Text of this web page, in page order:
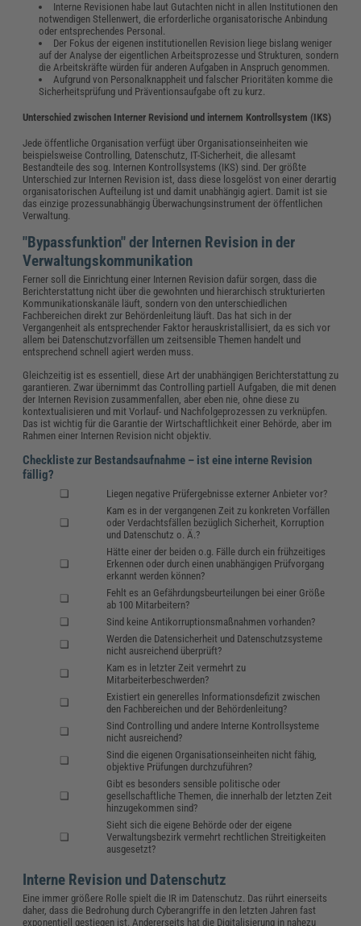
Interne Revisionen habe laut Gutachten nicht in allen Institutionen den
notwendigen Stellenwert, die erforderliche organisatorische Anbindung
oder entsprechendes Personal.
Der Fokus der eigenen institutionellen Revision liege bislang weniger
auf der Analyse der eigentlichen Arbeitsprozesse und Strukturen, sondern
die Arbeitskräfte würden für anderen Aufgaben in Anspruch genommen.
Aufgrund von Personalknappheit und falscher Prioritäten komme die
Sicherheitsprüfung und Präventionsaufgabe oft zu kurz.
Unterschied zwischen Interner Revisiond und internem Kontrollsystem (IKS)
Jede öffentliche Organisation verfügt über Organisationseinheiten wie
beispielsweise Controlling, Datenschutz, IT-Sicherheit, die allesamt
Bestandteile des sog. Internen Kontrollsystems (IKS) sind. Der größte
Unterschied zur Internen Revision ist, dass diese losgelöst von einer derartig
organisatorischen Aufteilung ist und damit unabhängig agiert. Damit ist sie
das einzige prozessunabhängig Überwachungsinstrument der öffentlichen
Verwaltung.
"Bypassfunktion" der Internen Revision in der
Verwaltungskommunikation
Ferner soll die Einrichtung einer Internen Revision dafür sorgen, dass die
Berichterstattung nicht über die gewohnten und hierarchisch strukturierten
Kommunikationskanäle läuft, sondern von den unterschiedlichen
Fachbereichen direkt zur Behördenleitung läuft. Das hat sich in der
Vergangenheit als entsprechender Faktor herauskristallisiert, da es sich vor
allem bei Datenschutzvorfällen um zeitsensible Themen handelt und
entsprechend schnell agiert werden muss.
Gleichzeitig ist es essentiell, diese Art der unabhängigen Berichterstattung zu
garantieren. Zwar übernimmt das Controlling partiell Aufgaben, die mit denen
der Internen Revision zusammenfallen, aber eben nie, ohne diese zu
kontextualisieren und mit Vorlauf- und Nachfolgeprozessen zu verknüpfen.
Das ist wichtig für die Garantie der Wirtschaftlichkeit einer Behörde, aber im
Rahmen einer Internen Revision nicht objektiv.
Checkliste zur Bestandsaufnahme – ist eine interne Revision
fällig?
❏ Liegen negative Prüfergebnisse externer Anbieter vor?
❏
Kam es in der vergangenen Zeit zu konkreten Vorfällen
oder Verdachtsfällen bezüglich Sicherheit, Korruption
und Datenschutz o. Ä.?
❏
Hätte einer der beiden o.g. Fälle durch ein frühzeitiges
Erkennen oder durch einen unabhängigen Prüfvorgang
erkannt werden können?
❏
Fehlt es an Gefährdungsbeurteilungen bei einer Größe
ab 100 Mitarbeitern?
❏
Sind keine Antikorruptionsmaßnahmen vorhanden?
❏
Werden die Datensicherheit und Datenschutzsysteme
nicht ausreichend überprüft?
❏
Kam es in letzter Zeit vermehrt zu
Mitarbeiterbeschwerden?
❏
Existiert ein generelles Informationsdefizit zwischen
den Fachbereichen und der Behördenleitung?
❏
Sind Controlling und andere Interne Kontrollsysteme
nicht ausreichend?
❏
Sind die eigenen Organisationseinheiten nicht fähig,
objektive Prüfungen durchzuführen?
❏
Gibt es besonders sensible politische oder
gesellschaftliche Themen, die innerhalb der letzten Zeit
hinzugekommen sind?
❏
Sieht sich die eigene Behörde oder der eigene
Verwaltungsbezirk vermehrt rechtlichen Streitigkeiten
ausgesetzt?
Interne Revision und Datenschutz
Eine immer größere Rolle spielt die IR im Datenschutz. Das rührt einerseits
daher, dass die Bedrohung durch Cyberangriffe in den letzten Jahren fast
exponentiell gestiegen ist. Andererseits hat die Digitalisierung in nahezu